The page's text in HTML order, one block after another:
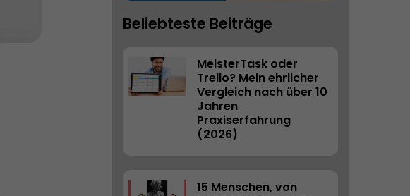
Beliebteste Beiträge
MeisterTask oder
Trello? Mein ehrlicher
Vergleich nach über 10
Jahren
Praxiserfahrung
(2026)
15 Menschen, von